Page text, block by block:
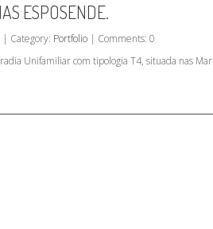
ESPOSENDE.
| Category: Portfolio | Comments: 0
Unifamiliar com tipologia T4, situada nas